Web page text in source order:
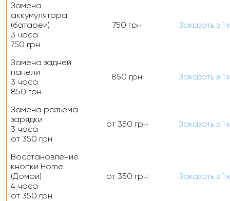
Замена
аккумулятора
(батареи)
3 часа
750 грн
750 грн Заказатьв 1
Замена задней
панели
3 часа
850 грн
850 грн Заказатьв 1
Замена разъема
зарядки
3 часа
от 350 грн
от 350 грн Заказатьв 1
Восстановление
кнопки Home
(Домой)
4 часа
от 350 грн
от 350 грн Заказатьв 1